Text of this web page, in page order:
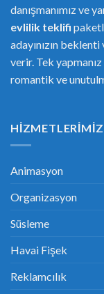
danışmanımız ve
evlilik teklifi
adayınızın
verir. Tek
romantik ve
HIZMETLERIMIZ
Animasyon
Organizasyon
Süsleme
Havai Fişek
Reklamcılık